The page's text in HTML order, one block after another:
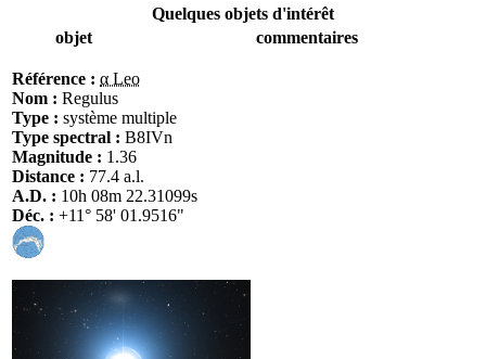
Quelques objets d'intérêt
objet
commentaires
Référence : α Leo
Nom : Regulus
Type : système multiple
Type spectral : B8IVn
Magnitude : 1.36
Distance : 77.4 a.l.
A.D. : 10h 08m 22.31099s
Déc. : +11° 58' 01.9516"